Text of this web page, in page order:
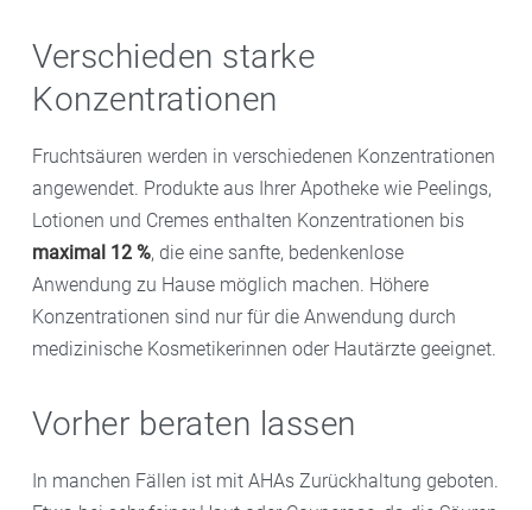
Verschieden starke
Konzentrationen
Fruchtsäuren werden in verschiedenen Konzentrationen
angewendet. Produkte aus Ihrer Apotheke wie Peelings,
Lotionen und Cremes enthalten Konzentrationen bis
maximal 12 %, die eine sanfte, bedenkenlose
Anwendung zu Hause möglich machen. Höhere
Konzentrationen sind nur für die Anwendung durch
medizinische Kosmetikerinnen oder Hautärzte geeignet.
Vorher beraten lassen
In manchen Fällen ist mit AHAs Zurückhaltung geboten.